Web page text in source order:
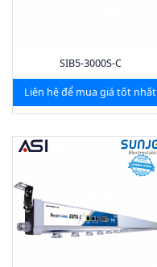
SIB5-3000S-C
Liên hệ để mua giá tốt nhất